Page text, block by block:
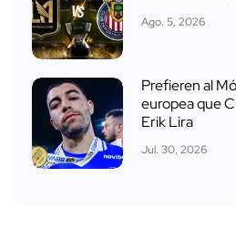
Ago. 5, 2026
Prefieren al
europea que
Erik Lira
Jul. 30, 2026